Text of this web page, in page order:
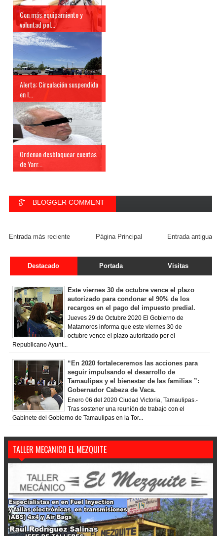
Con más equipamiento y
voluntad pol...
Alerta: Circulación suspendida
en l...
Ordenan desbloquear cuentas
de Yarr...
BLOGGER COMMENT
Entrada más reciente Entrada antigua
Página Principal
Destacado Portada Visitas
Este viernes 30 de octubre vence el plazo
autorizado para condonar el 90% de los
recargos en el pago del impuesto predial.
Jueves 29 de Octubre 2020 El Gobierno de
Matamoros informa que este viernes 30 de
octubre vence el plazo autorizado por el
Republicano Ayunt...
“En 2020 fortaleceremos las acciones para
seguir impulsando el desarrollo de
Tamaulipas y el bienestar de las familias ”:
Gobernador Cabeza de Vaca.
Enero 06 del 2020 Ciudad Victoria, Tamaulipas.-
Tras sostener una reunión de trabajo con el
Gabinete del Gobierno de Tamaulipas en la Tor...
TALLER MECANICO EL MEZQUITE